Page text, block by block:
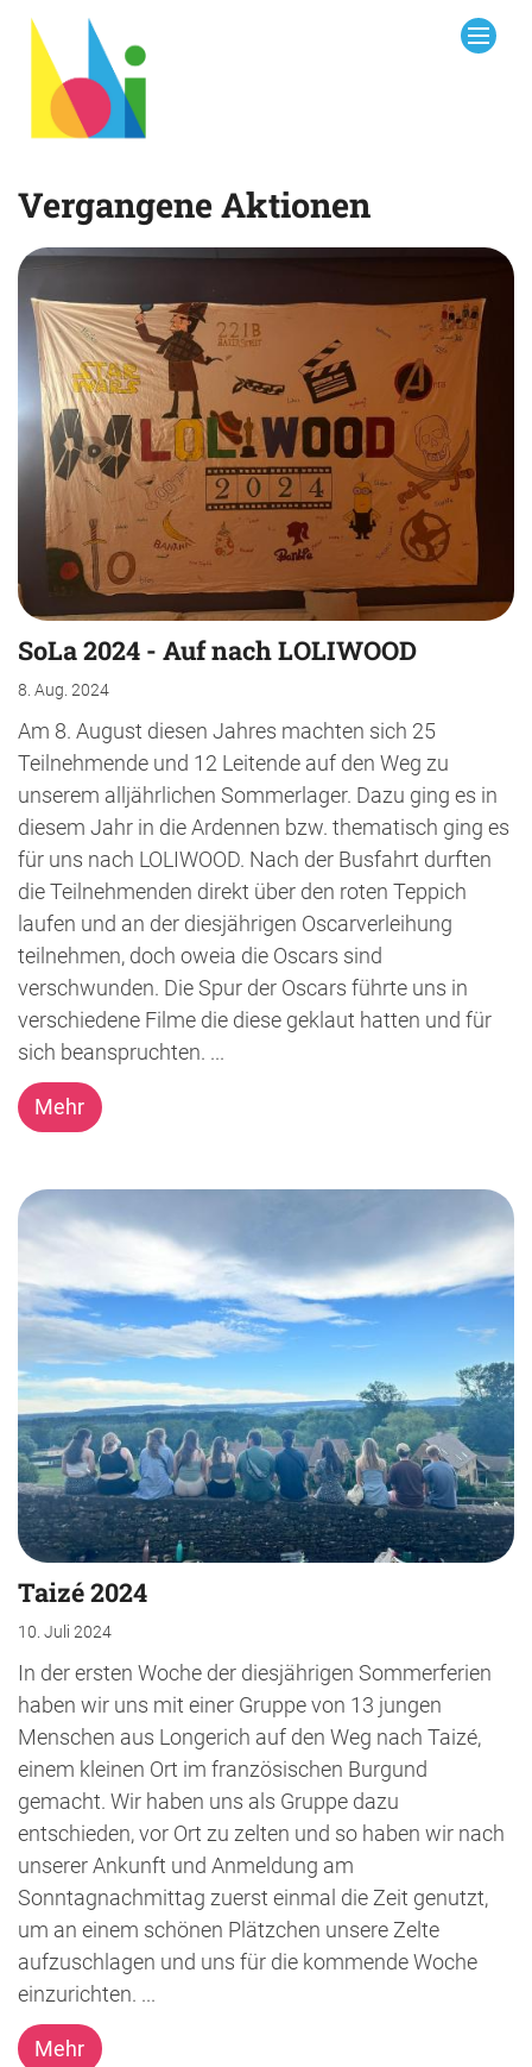
Zum Inhalt springen
Vergangene Aktionen
SoLa 2024 - Auf nach LOLIWOOD
8. Aug. 2024
Am 8. August diesen Jahres machten sich 25
Teilnehmende und 12 Leitende auf den Weg zu
unserem alljährlichen Sommerlager. Dazu ging es in
diesem Jahr in die Ardennen bzw. thematisch ging es
für uns nach LOLIWOOD. Nach der Busfahrt durften
die Teilnehmenden direkt über den roten Teppich
laufen und an der diesjährigen Oscarverleihung
teilnehmen, doch oweia die Oscars sind
verschwunden. Die Spur der Oscars führte uns in
verschiedene Filme die diese geklaut hatten und für
sich beanspruchten. ...
Mehr
Taizé 2024
10. Juli 2024
In der ersten Woche der diesjährigen Sommerferien
haben wir uns mit einer Gruppe von 13 jungen
Menschen aus Longerich auf den Weg nach Taizé,
einem kleinen Ort im französischen Burgund
gemacht. Wir haben uns als Gruppe dazu
entschieden, vor Ort zu zelten und so haben wir nach
unserer Ankunft und Anmeldung am
Sonntagnachmittag zuerst einmal die Zeit genutzt,
um an einem schönen Plätzchen unsere Zelte
aufzuschlagen und uns für die kommende Woche
einzurichten. ...
Mehr